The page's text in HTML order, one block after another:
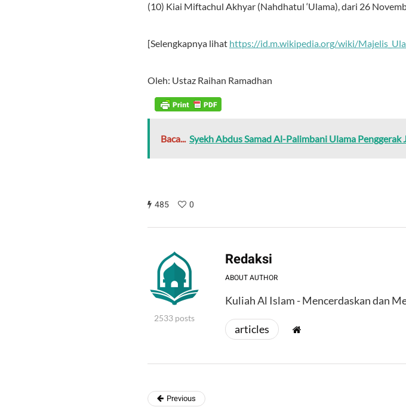
(10) Kiai Miftachul Akhyar (Nahdhatul ‘Ulama), dari 26
[Selengkapnya lihat https://id.m.wikipedia.org/wiki/
Oleh: Ustaz Raihan Ramadhan
Baca... Syekh Abdus Samad Al-Palimbani Ulama
485 0
2533 posts
Redaksi
ABOUT AUTHOR
Kuliah Al Islam - Mencerdaskan dan
articles
Previous